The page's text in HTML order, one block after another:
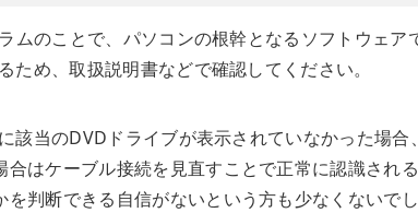
ムのことで、パソコンの根幹となるソフトウェア
め、取扱説明書などで確認してください。
該当のDVDドライブが表示されていなかった場合
はケーブル接続を見直すことで正常に認識され
判断できる自信がないという方も少なくないで